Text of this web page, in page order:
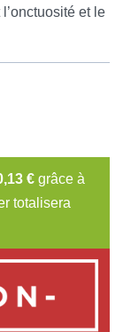
et le
€ grâce à
totalisera